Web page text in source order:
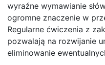
wyraźne wymawianie
ogromne znaczenie w
Regularne ćwiczenia z
pozwalają na rozwijanie
eliminowanie